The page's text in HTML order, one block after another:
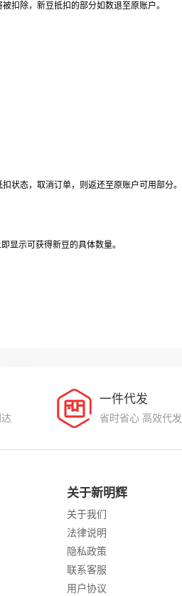
扣除，新豆抵扣的部分如数退至原账户。
状态，取消订单，则返还至原账户可用部分。
显示可获得新豆的具体数量。
一件代发
省时省心 高效代发
关于新明辉
关于我们
法律说明
隐私政策
联系客服
用户协议